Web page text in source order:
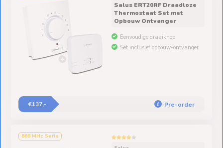
Salus ERT20RF Draadloze
Thermostaat Set met
Opbouw Ontvanger
Eenvoudige draaiknop
Set inclusief opbouw-ontvanger
€137,- Pre-order
868 MHz Serie